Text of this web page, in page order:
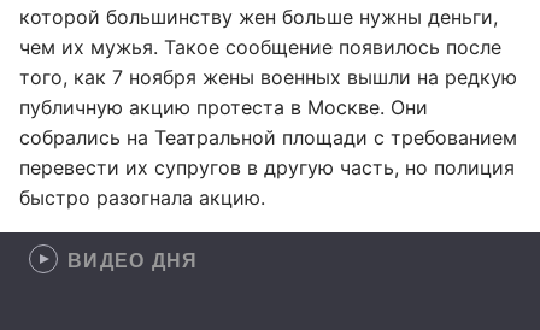
которой большинству жен больше нужны деньги,
чем их мужья. Такое сообщение появилось после
того, как 7 ноября жены военных вышли на редкую
публичную акцию протеста в Москве. Они
собрались на Театральной площади с требованием
перевести их супругов в другую часть, но полиция
быстро разогнала акцию.
ВИДЕО ДНЯ